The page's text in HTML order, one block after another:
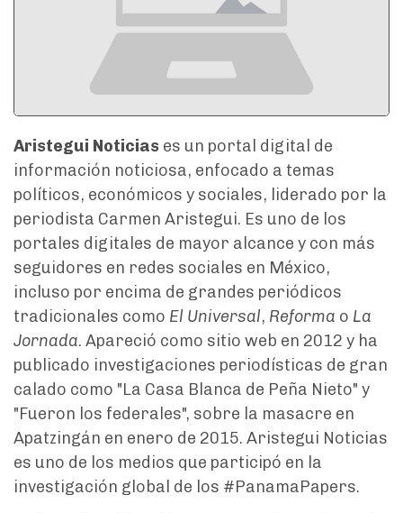
Aristegui Noticias es un portal digital de
información noticiosa, enfocado a temas
políticos, económicos y sociales, liderado por la
periodista Carmen Aristegui. Es uno de los
portales digitales de mayor alcance y con más
seguidores en redes sociales en México,
incluso por encima de grandes periódicos
tradicionales como El Universal, Reforma o La
Jornada. Apareció como sitio web en 2012 y ha
publicado investigaciones periodísticas de gran
calado como "La Casa Blanca de Peña Nieto" y
"Fueron los federales", sobre la masacre en
Apatzingán en enero de 2015. Aristegui Noticias
es uno de los medios que participó en la
investigación global de los #PanamaPapers.